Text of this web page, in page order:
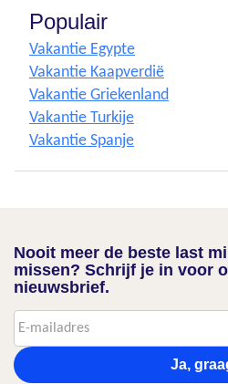
Populair
Vakantie Egypte
Vakantie Kaapverdië
Vakantie Griekenland
Vakantie Turkije
Vakantie Spanje
Nooit meer de beste last
missen? Schrijf je in voor
nieuwsbrief.
Ja,